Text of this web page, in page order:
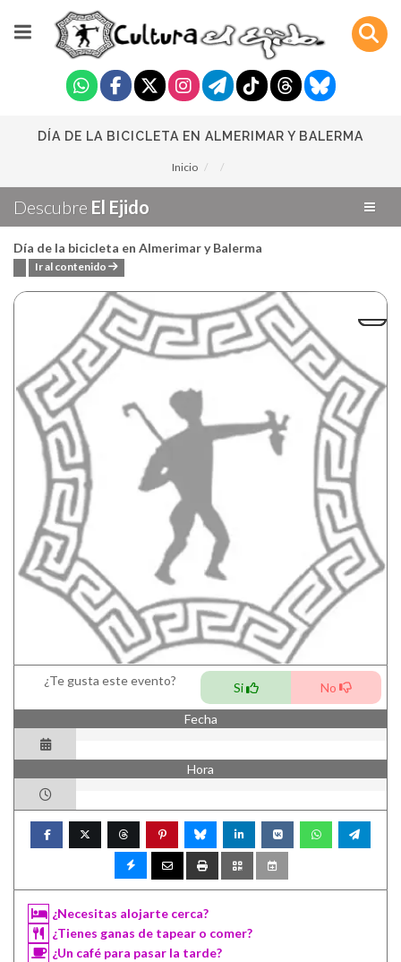
DÍA DE LA BICICLETA EN ALMERIMAR Y BALERMA
Inicio
Descubre El Ejido
Día de la bicicleta en Almerimar y Balerma
Ir al contenido
¿Te gusta este evento? Si No
Fecha
Hora
¿Necesitas alojarte cerca?
¿Tienes ganas de tapear o comer?
¿Un café para pasar la tarde?